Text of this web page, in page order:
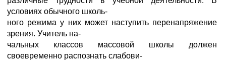
условиях обычного школь-
ного режима у них может наступить перенапряжение
зрения. Учитель на-
чальных классов массовой школы должен
своевременно распознать слабови-